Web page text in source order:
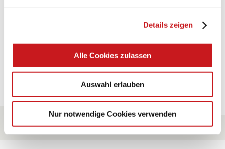
Details zeigen
Alle Cookies zulassen
Auswahl erlauben
Nur notwendige Cookies verwenden
Verwendungen.
Zu allen Tipps